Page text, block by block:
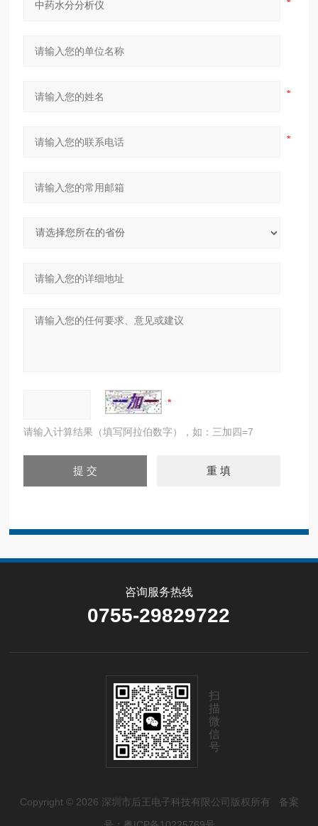
请输入计算结果（填写阿拉伯数字），如：三加四=7
咨询服务热线
0755-29829722
扫
描
微
信
号
Copyright © 2026 深圳市后王电子科技有限公司版权所有 备案